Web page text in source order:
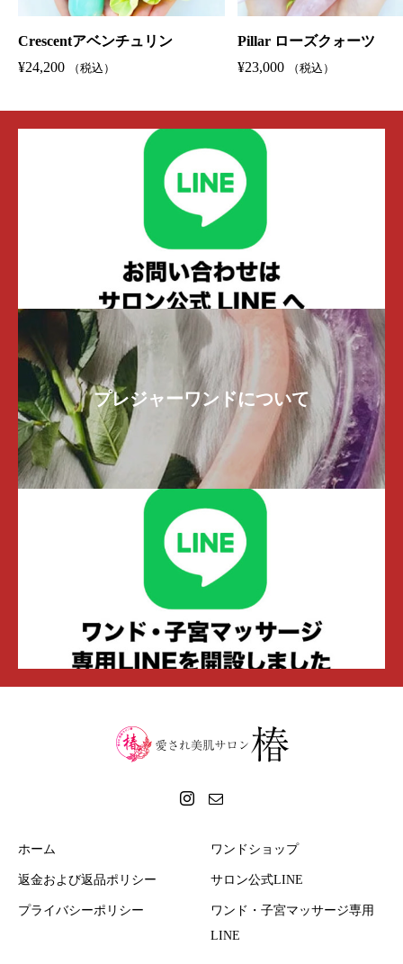
Crescentアベンチュリン
¥24,200 （税込）
Pillar ローズクォーツ
¥23,000 （税込）
プレジャーワンドについて
ホーム
返金および返品ポリシー
プライバシーポリシー
ワンドショップ
サロン公式LINE
ワンド・子宮マッサージ専用
LINE